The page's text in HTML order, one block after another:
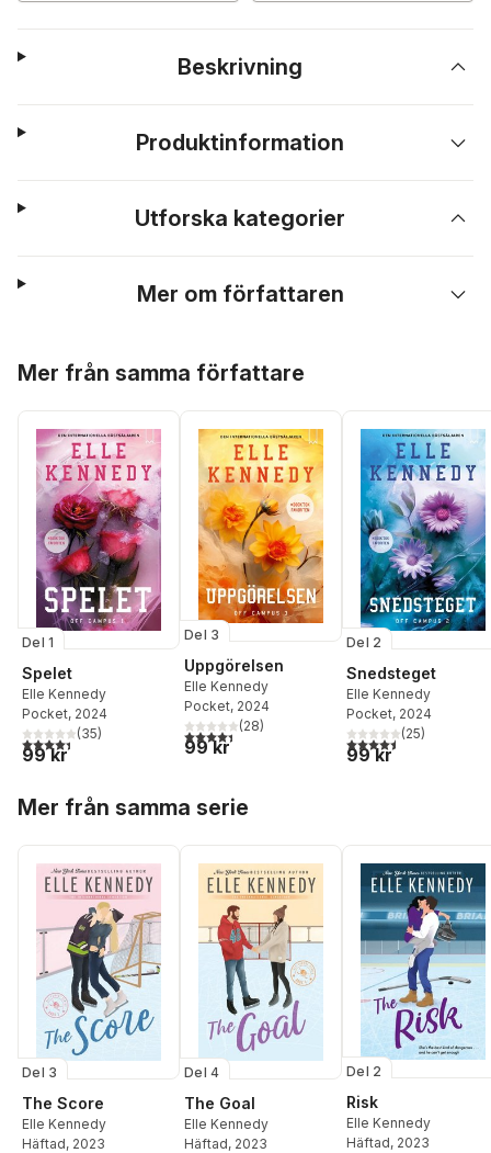
Beskrivning
Produktinformation
Utforska kategorier
Mer om författaren
Mer från samma författare
Del 1
Spelet
Elle Kennedy
Pocket, 2024
4,4utav 5 stjärnor. Totalt antal röster:
(35)
99 kr
Del 3
Uppgörelsen
Elle Kennedy
Pocket, 2024
4,4utav 5 stjärnor. Totalt antal röster:
(28)
99 kr
Del 2
Snedsteget
Elle Kennedy
Pocket, 2024
4,5utav 5 stjärnor.
(25)
99 kr
Mer från samma serie
Del 3
The Score
Elle Kennedy
Häftad, 2023
Del 4
The Goal
Elle Kennedy
Häftad, 2023
Del 2
Risk
Elle Kennedy
Häftad, 2023